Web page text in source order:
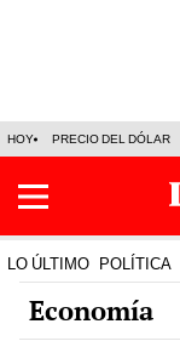
HOY PRECIO DEL DÓLAR
LO ÚLTIMO POLÍTICA
Economía